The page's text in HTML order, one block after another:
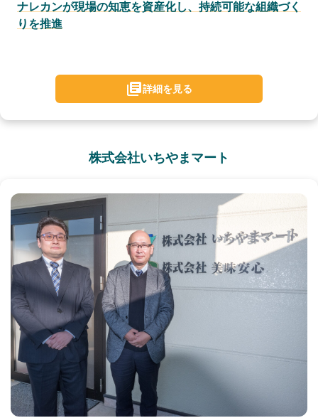
ナレカンが現場の知恵を資産化し、持続可能な組織づく
りを推進
詳細を見る
株式会社いちやまマート